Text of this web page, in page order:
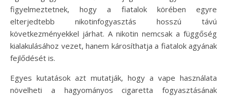
figyelmeztetnek, hogy a fiatalok körében egyre
elterjedtebb nikotinfogyasztás hosszú távú
következményekkel járhat. A nikotin nemcsak a függőség
kialakulásához vezet, hanem károsíthatja a fiatalok agyának
fejlődését is.
Egyes kutatások azt mutatják, hogy a vape használata
növelheti a hagyományos cigaretta fogyasztásának